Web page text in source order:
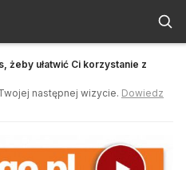
żeby ułatwić Ci korzystanie z
następnej wizycie. Dowiedz